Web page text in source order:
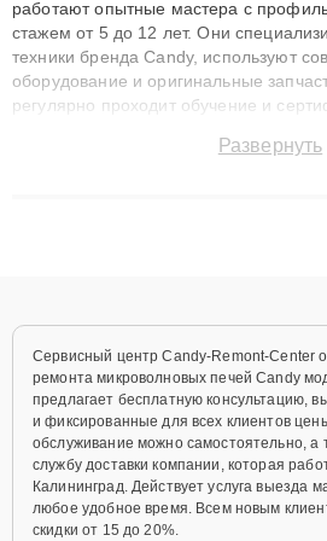
работают опытные мастера с
стажем от 5 до 12 лет. Они
техники бренда Candy, используют
оборудование и оригинальные
регулярно проходит обучение и
технику с сохранением гарантии до 3
Развернуть
Сервисный центр Candy-Remont-Center
ремонта микроволновых печей Candy
предлагает бесплатную консультацию,
и фиксированные для всех клиентов
обслуживание можно самостоятельно, а
службу доставки компании, которая
Калининград. Действует услуга выезда
любое удобное время. Всем новым
скидки от 15 до 20%.